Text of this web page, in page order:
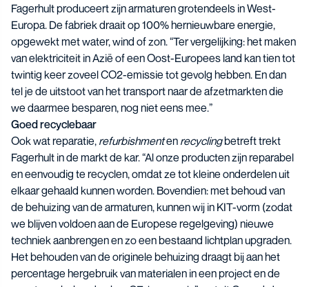
Fagerhult produceert zijn armaturen grotendeels in West-
Europa. De fabriek draait op 100% hernieuwbare energie,
opgewekt met water, wind of zon. “Ter vergelijking: het maken
van elektriciteit in Azië of een Oost-Europees land kan tien tot
twintig keer zoveel CO2-emissie tot gevolg hebben. En dan
tel je de uitstoot van het transport naar de afzetmarkten die
we daarmee besparen, nog niet eens mee.”
Goed recyclebaar
Ook wat reparatie, refurbishmenten recyclingbetreft trekt
Fagerhult in de markt de kar. “Al onze producten zijn reparabel
en eenvoudig te recyclen, omdat ze tot kleine onderdelen uit
elkaar gehaald kunnen worden. Bovendien: met behoud van
de behuizing van de armaturen, kunnen wij in KIT-vorm (zodat
we blijven voldoen aan de Europese regelgeving) nieuwe
techniek aanbrengen en zo een bestaand lichtplan upgraden.
Het behouden van de originele behuizing draagt bij aan het
percentage hergebruik van materialen in een project en de